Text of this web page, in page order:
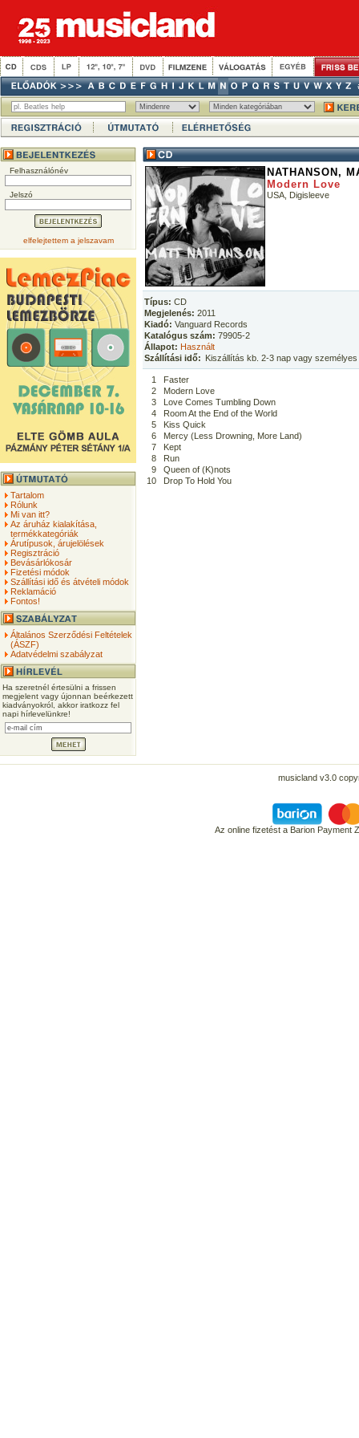
Felhasználónév
Jelszó
elfelejtettem a jelszavam
Tartalom
Rólunk
Mi van itt?
Az áruház kialakítása,
termékkategóriák
Árutípusok, árujelölések
Regisztráció
Bevásárlókosár
Fizetési módok
Szállítási idő és átvételi módok
Reklamáció
Fontos!
Általános Szerződési Feltételek
(ÁSZF)
Adatvédelmi szabályzat
Ha szeretnél értesülni a frissen
megjelent vagy újonnan beérkezett
kiadványokról, akkor iratkozz fel
napi hírlevelünkre!
NATHANSON,
Modern Love
USA, Digisleeve
Típus: CD
Megjelenés: 2011
Kiadó: Vanguard Records
Katalógus szám: 79905-2
Állapot: Használt
Szállítási idő: Kiszállítás kb. 2-3 nap vagy
1
Faster
2
Modern Love
3
Love Comes Tumbling Down
4
Room At the End of the World
5
Kiss Quick
6
Mercy (Less Drowning, More Land)
7
Kept
8
Run
9
Queen of (K)nots
10
Drop To Hold You
musicland v3.0
Az online fizetést a Barion Payment